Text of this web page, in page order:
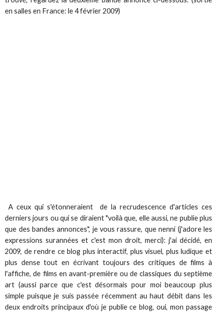
en salles en France: le 4 février 2009)
A ceux qui s'étonneraient de la recrudescence d'articles ces
derniers jours ou qui se diraient "voilà que, elle aussi, ne publie plus
que des bandes annonces", je vous rassure, que nenni (j'adore les
expressions surannées et c'est mon droit, merci): j'ai décidé, en
2009, de rendre ce blog plus interactif, plus visuel, plus ludique et
plus dense tout en écrivant toujours des critiques de films à
l'affiche, de films en avant-première ou de classiques du septième
art (aussi parce que c'est désormais pour moi beaucoup plus
simple puisque je suis passée récemment au haut débit dans les
deux endroits principaux d'où je publie ce blog, oui, mon passage